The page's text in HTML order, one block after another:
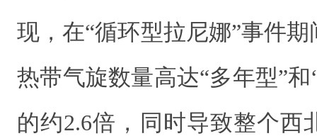
现，在“循环型拉尼娜”事件
热带气旋数量高达“多年型”
的约2.6倍，同时导致整个西